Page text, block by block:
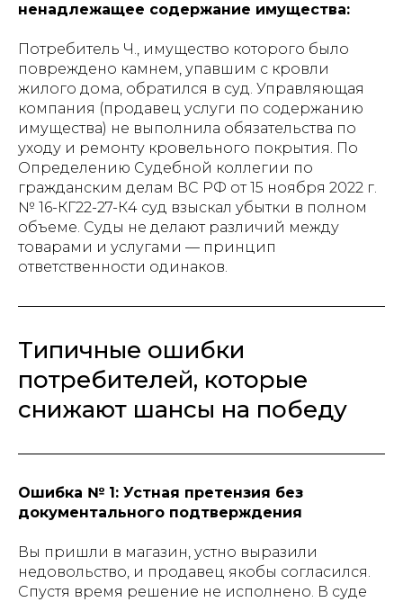
ненадлежащее содержание имущества:
Потребитель Ч., имущество которого было
повреждено камнем, упавшим с кровли
жилого дома, обратился в суд. Управляющая
компания (продавец услуги по содержанию
имущества) не выполнила обязательства по
уходу и ремонту кровельного покрытия. По
Определению Судебной коллегии по
гражданским делам ВС РФ от 15 ноября 2022 г.
№ 16-КГ22-27-К4 суд взыскал убытки в полном
объеме. Суды не делают различий между
товарами и услугами — принцип
ответственности одинаков.
Типичные ошибки
потребителей, которые
снижают шансы на победу
Ошибка № 1: Устная претензия без
документального подтверждения
Вы пришли в магазин, устно выразили
недовольство, и продавец якобы согласился.
Спустя время решение не исполнено. В суде